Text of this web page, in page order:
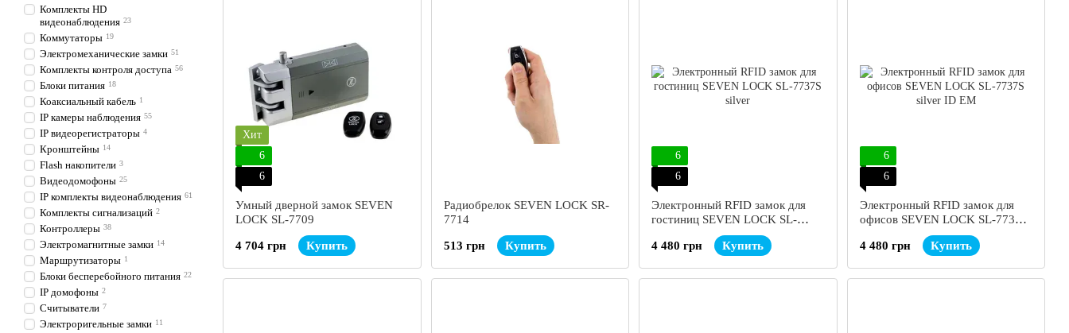
Хит
6
6
Умный дверной замок SEVEN
LOCK SL-7709
4 704 грн Купить
Радиобрелок SEVEN LOCK SR-
7714
513 грн Купить
6
6
Электронный RFID замок для
гостиниц SEVEN LOCK SL-
4 480 грн
Купить
6
6
Электронный RFID замок для
офисов SEVEN LOCK SL-7737S
4 480 грн
Купить
Комплекты HD
видеонаблюдения 23
Коммутаторы 19
Электромеханические замки 51
Комплекты контроля доступа 56
Блоки питания 18
Коаксиальный кабель 1
IP камеры наблюдения 55
IP видеорегистраторы 4
Кронштейны 14
Flash накопители 3
Видеодомофоны 25
IP комплекты видеонаблюдения 61
Комплекты сигнализаций 2
Контроллеры 38
Электромагнитные замки 14
Маршрутизаторы 1
Блоки бесперебойного питания 22
IP домофоны 2
Считыватели 7
Электроригельные замки 11